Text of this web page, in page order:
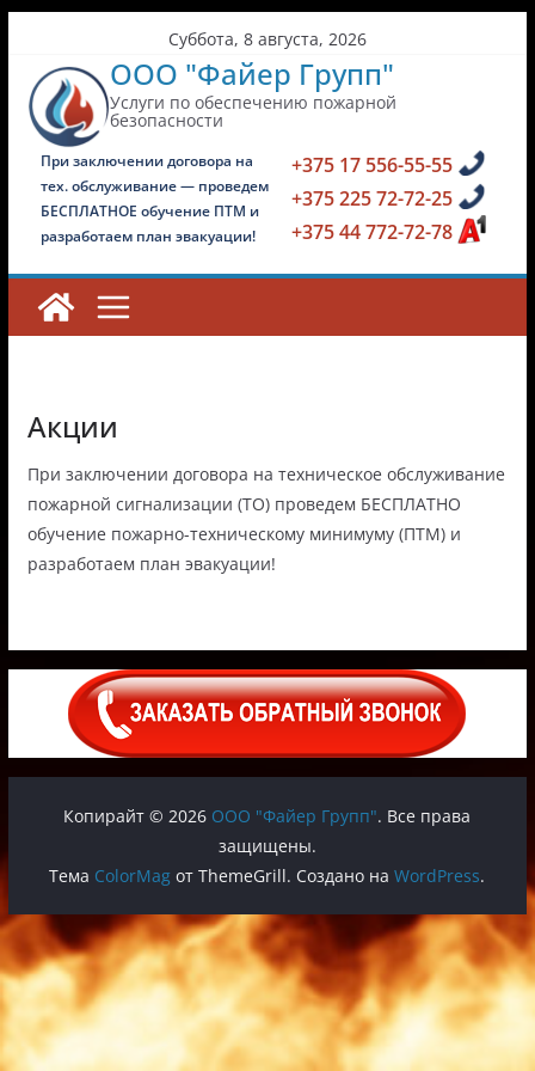
содержимому
Суббота, 8 августа, 2026
ООО "Файер Групп"
Услуги по обеспечению пожарной
безопасности
При заключении договора на
тех. обслуживание — проведем
БЕСПЛАТНОЕ обучение ПТМ и
разработаем план эвакуации!
+375 17 556-55-55
+375 225 72-72-25
+375 44 772-72-78
Акции
При заключении договора на техническое обслуживание
пожарной сигнализации (ТО) проведем БЕСПЛАТНО
обучение пожарно-техническому минимуму (ПТМ) и
разработаем план эвакуации!
Копирайт © 2026 ООО "Файер Групп". Все права
защищены.
Тема ColorMag от ThemeGrill. Создано наWordPress.